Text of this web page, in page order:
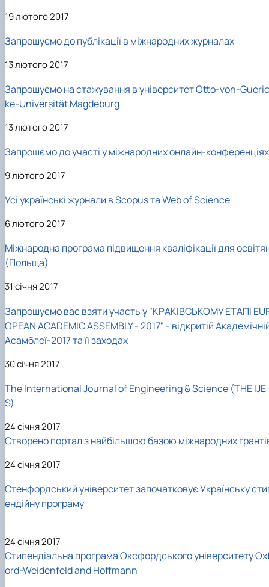
19 лютого 2017
Запрошуємо до публікації в міжнародних журналах
13 лютого 2017
Запрошуємо на стажування в університет Otto-von-Gueric
ke-Universität Magdeburg
13 лютого 2017
Запрошємо до участі у міжнародних онлайн-конференціях
9 лютого 2017
Усі українські журнали в Scopus та Web of Science
6 лютого 2017
Міжнародна програма підвищення кваліфікації для
(Польща)
31 січня 2017
Запрошуємо вас взяти участь у "КРАКІВСЬКОМУ ЕТАПІ
OPEAN ACADEMIC ASSEMBLY - 2017" - відкритій
Асамблеї-2017 та її заходах
30 січня 2017
The International Journal of Engineering & Science (THE IJE
S)
24 січня 2017
Створено портал з найбільшою базою міжнародних
24 січня 2017
Стенфордський університет започатковує Українську
ендійну програму
24 січня 2017
Стипендіальна програма Оксфордського університету
ord-Weidenfeld and Hoffmann